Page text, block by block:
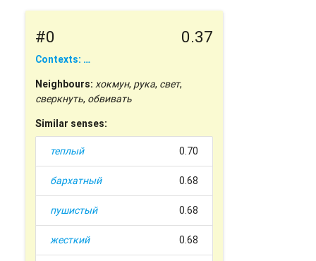
#0 0.37
Contexts: …
Neighbours: хокмун, рука, свет,
сверкнуть, обвивать
Similar senses:
теплый 0.70
бархатный 0.68
пушистый 0.68
жесткий 0.68